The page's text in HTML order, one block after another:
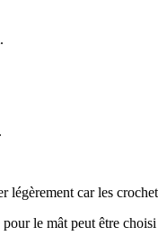
légèrement car les
le mât peut être